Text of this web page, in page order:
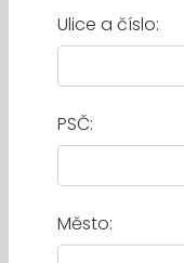
Ulice a číslo:
PSČ:
Město: